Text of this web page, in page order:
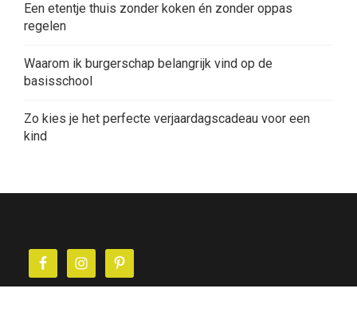
Een etentje thuis zonder koken én zonder oppas
regelen
Waarom ik burgerschap belangrijk vind op de
basisschool
Zo kies je het perfecte verjaardagscadeau voor een
kind